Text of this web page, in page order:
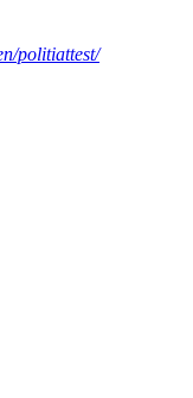
politiattest/